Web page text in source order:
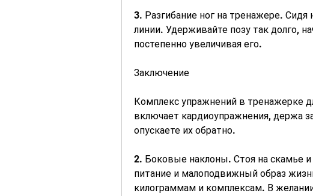
3. Разгибание ног на тренажере.
линии. Удерживайте позу так долго,
постепенно увеличивая его.
Заключение
Комплекс упражнений в тренажерке
включает кардиоупражнения, держа
опускаете их обратно.
2. Боковые наклоны. Стоя на скамье и
питание и малоподвижный образ
килограммам и комплексам. В